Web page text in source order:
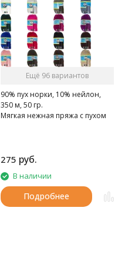
Ещё 96 вариантов
90% пух норки, 10% нейлон,
350 м, 50 гр.
Мягкая нежная пряжа с пухом
275 руб.
В наличии
Подробнее